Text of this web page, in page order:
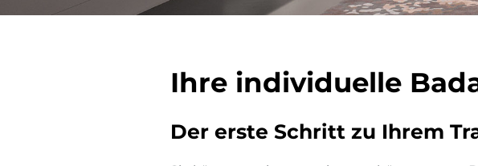
Ihre individuelle
Der erste Schritt zu Ihrem